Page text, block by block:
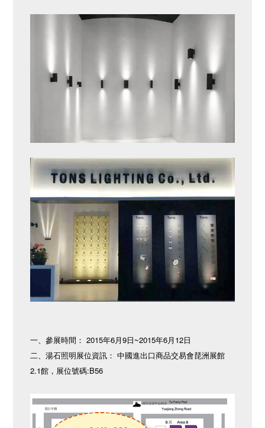
一、參展時間： 2015年6月9日~2015年6月12日
二、湯石照明展位資訊： 中國進出口商品交易會琵洲展館
2.1館，展位號碼:B56